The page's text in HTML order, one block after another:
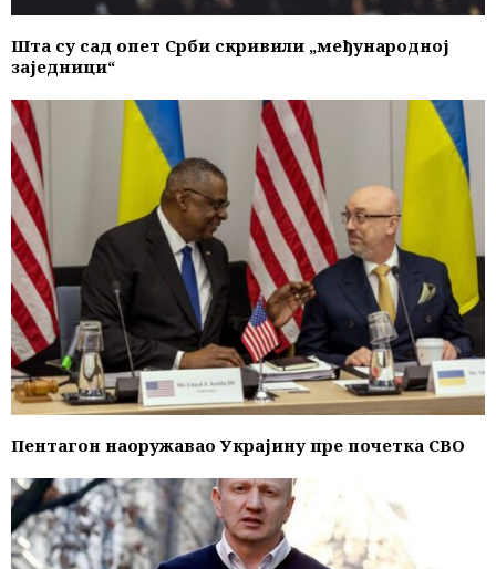
Шта су сад опет Срби скривили „међународној
заједници“
Пентагон наоружавао Украјину пре почетка СВО